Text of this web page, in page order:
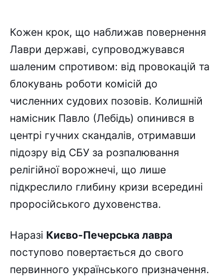
Кожен крок, що наближав повернення
Лаври державі, супроводжувався
шаленим спротивом: від провокацій та
блокувань роботи комісій до
численних судових позовів. Колишній
намісник Павло (Лебідь) опинився в
центрі гучних скандалів, отримавши
підозру від СБУ за розпалювання
релігійної ворожнечі, що лише
підкреслило глибину кризи всередині
проросійського духовенства.
Наразі Києво-Печерська лавра
поступово повертається до свого
первинного українського призначення.